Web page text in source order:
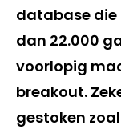
database die
dan 22.000
voorlopig
breakout.
gestoken